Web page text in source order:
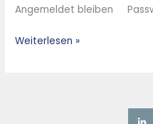
Angemeldet bleiben
Weiterlesen »